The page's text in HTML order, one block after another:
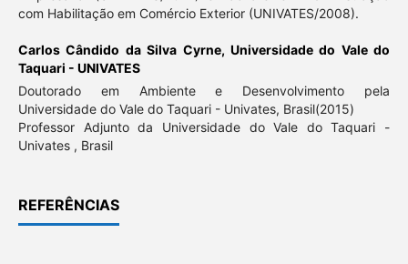
com Habilitação em Comércio Exterior (UNIVATES/2008).
Carlos Cândido da Silva Cyrne, Universidade do Vale do
Taquari - UNIVATES
Doutorado em Ambiente e Desenvolvimento pela
Universidade do Vale do Taquari - Univates, Brasil(2015)
Professor Adjunto da Universidade do Vale do Taquari -
Univates , Brasil
REFERÊNCIAS